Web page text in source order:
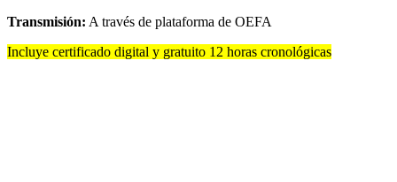
Transmisión: A través de plataforma de OEFA
Incluye certificado digital y gratuito 12 horas cronológicas